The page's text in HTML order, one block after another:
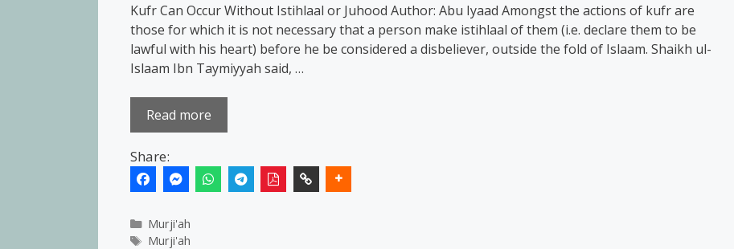
Kufr Can Occur Without Istihlaal or Juhood Author: Abu Iyaad Amongst the actions of kufr are
those for which it is not necessary that a person make istihlaal of them (i.e. declare them to be
lawful with his heart) before he be considered a disbeliever, outside the fold of Islaam. Shaikh ul-
Islaam Ibn Taymiyyah said, …
Read more
Share:
Categories
Murji'ah
Tags
Murji'ah